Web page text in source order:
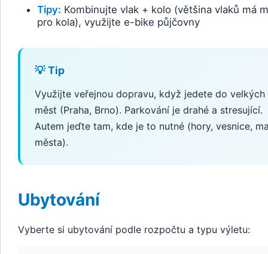
Tipy: Kombinujte vlak + kolo (většina vlaků má
pro kola), využijte e-bike půjčovny
💡 Tip
Využijte veřejnou dopravu, když jedete do velkých
měst (Praha, Brno). Parkování je drahé a stresující.
Autem jeďte tam, kde je to nutné (hory, vesnice,
města).
Ubytování
Vyberte si ubytování podle rozpočtu a typu výletu: